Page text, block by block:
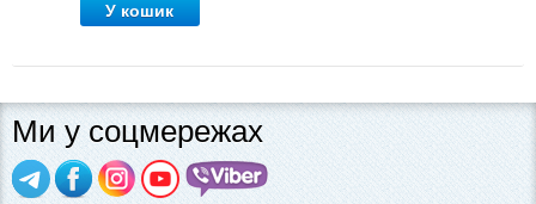
У кошик
Ми у соцмережах